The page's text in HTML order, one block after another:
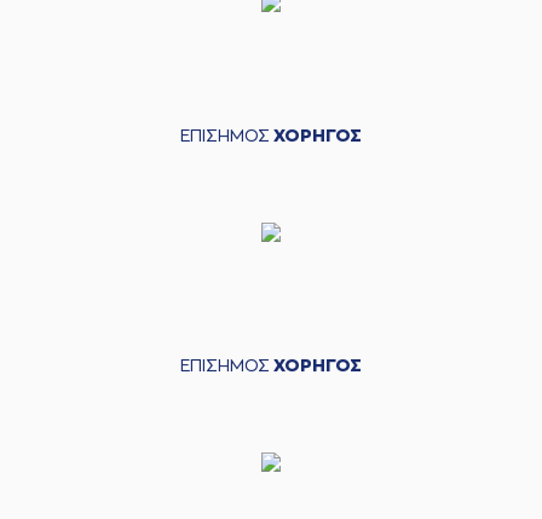
ΕΠΙΣΗΜΟΣ ΧΟΡΗΓΟΣ
ΕΠΙΣΗΜΟΣ ΧΟΡΗΓΟΣ